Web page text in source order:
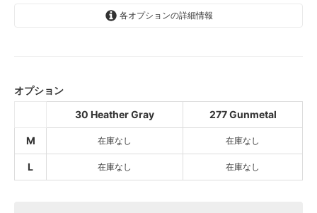
各オプションの詳細情報
30 Heather Gray
オプション
30 Heather Gray
277 Gunmetal
M 在庫なし 在庫なし
L 在庫なし 在庫なし